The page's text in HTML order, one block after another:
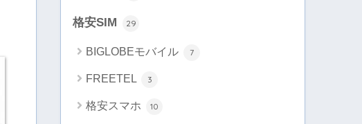
格安SIM 29
BIGLOBEモバイル 7
FREETEL 3
格安スマホ 10